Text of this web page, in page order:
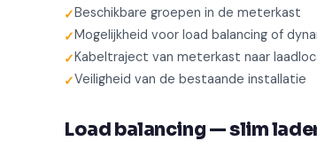
Beschikbare groepen in de meterkast
Mogelijkheid voor load balancing of
Kabeltraject van meterkast naar
Veiligheid van de bestaande installatie
Load balancing — slim